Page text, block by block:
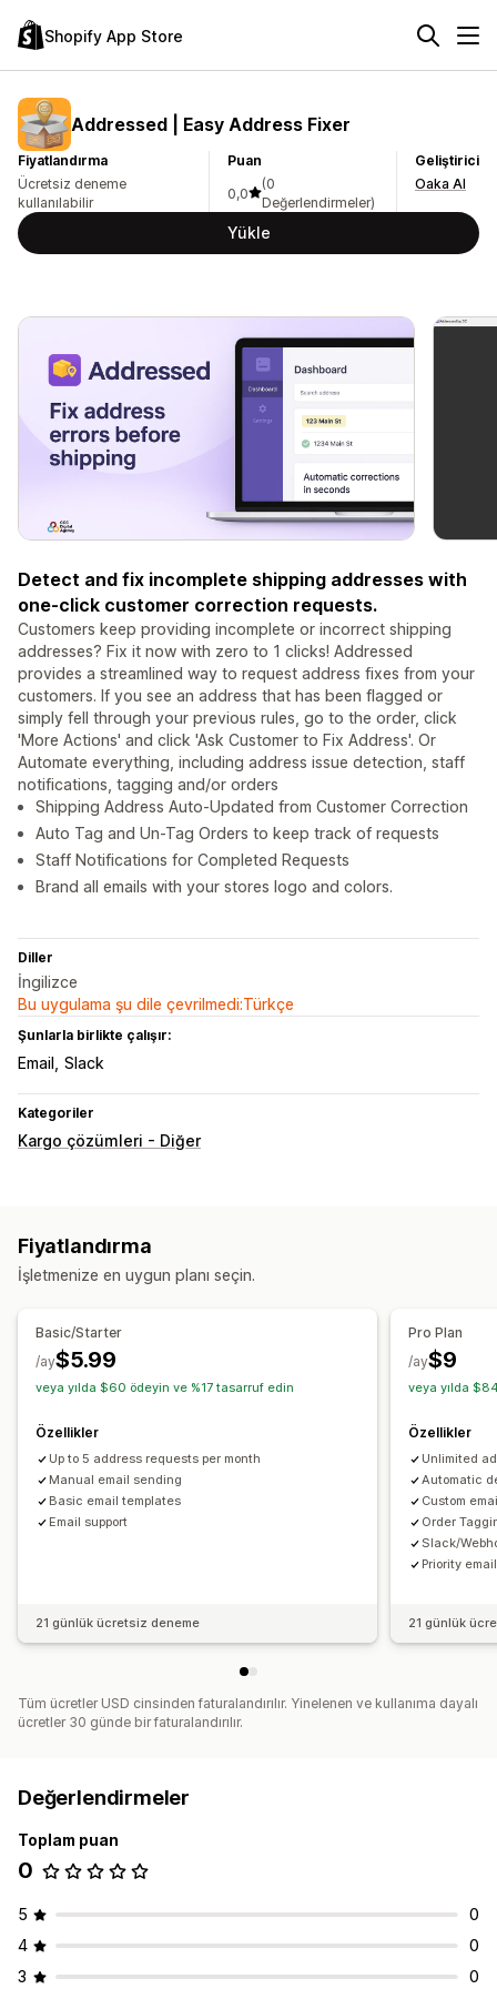
Shopify App Store
Addressed | Easy Address Fixer
Fiyatlandırma
Ücretsiz deneme
kullanılabilir
Puan
0,0
(0
Değerlendirmeler)
Geliştirici
Oaka AI
Yükle
Detect and fix incomplete shipping addresses with
one-click customer correction requests.
Customers keep providing incomplete or incorrect shipping
addresses? Fix it now with zero to 1 clicks! Addressed
provides a streamlined way to request address fixes from your
customers. If you see an address that has been flagged or
simply fell through your previous rules, go to the order, click
'More Actions' and click 'Ask Customer to Fix Address'. Or
Automate everything, including address issue detection, staff
notifications, tagging and/or orders
Shipping Address Auto-Updated from Customer Correction
Auto Tag and Un-Tag Orders to keep track of requests
Staff Notifications for Completed Requests
Brand all emails with your stores logo and colors.
Diller
İngilizce
Bu uygulama şu dile çevrilmedi:Türkçe
Şunlarla birlikte çalışır:
Email Slack
Kategoriler
Kargo çözümleri - Diğer
Fiyatlandırma
İşletmenize en uygun planı seçin.
Basic/Starter
$5.99
/ay
veya yılda $60 ödeyin ve %17 tasarruf edin
Özellikler
Up to 5 address requests per month
Manual email sending
Basic email templates
Email support
21 günlük ücretsiz deneme
Pro Plan
$9
/ay
veya yılda
Özellikler
Unlimited
Automatic
Custom
Order
Slack/
Priority
21 günlük
Tüm ücretler USD cinsinden faturalandırılır. Yinelenen ve kullanıma dayalı
ücretler 30 günde bir faturalandırılır.
Değerlendirmeler
Toplam puan
0
5
0
4
0
3
0